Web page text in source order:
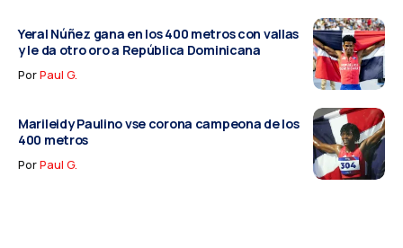
Yeral Núñez gana en los 400 metros con vallas
y le da otro oro a República Dominicana
PorPaul G.
Marileidy Paulino vse corona campeona de los
400 metros
PorPaul G.